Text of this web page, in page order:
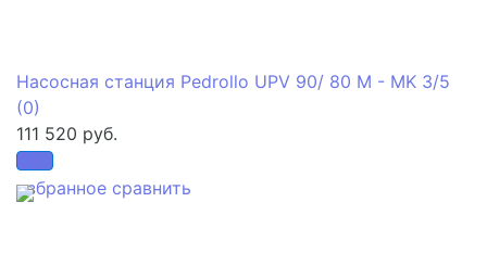
избранное сравнить
Насосная станция Pedrollo UPV 90/ 80 M - MK 3/5
(0)
111 520 руб.